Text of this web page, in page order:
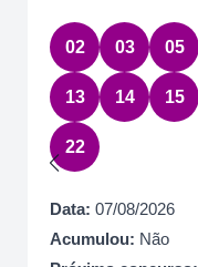
02 03 05
13 14 15
22
Data: 07/08/2026
Acumulou: Não